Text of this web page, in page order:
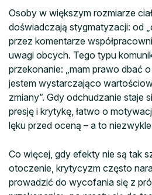
Osoby w większym rozmiarze
doświadczają stygmatyzacji: od
przez komentarze
uwagi obcych. Tego typu
przekonanie: „mam prawo dbać
jestem wystarczająco
zmiany”. Gdy odchudzanie staje
presję i krytykę, łatwo o
lęku przed oceną – a to
Co więcej, gdy efekty nie są tak
otoczenie, krytycyzm często
prowadzić do wycofania się z